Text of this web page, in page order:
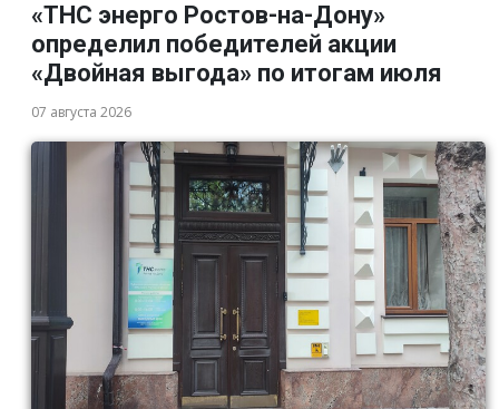
«ТНС энерго Ростов-на-Дону»
определил победителей акции
«Двойная выгода» по итогам июля
07 августа 2026